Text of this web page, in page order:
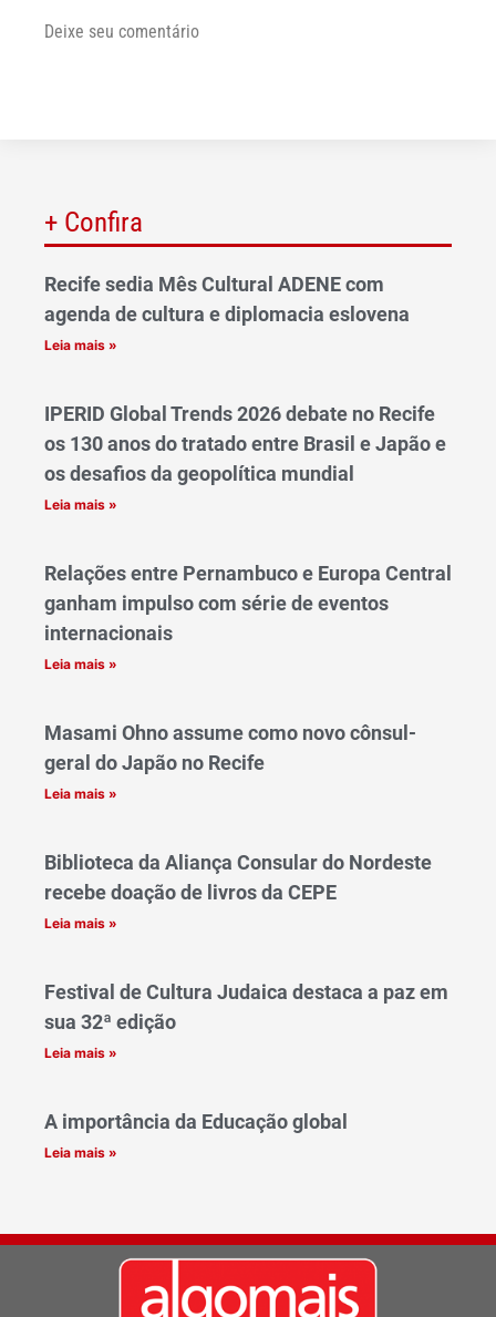
Deixe seu comentário
+ Confira
Recife sedia Mês Cultural ADENE com
agenda de cultura e diplomacia eslovena
Leia mais »
IPERID Global Trends 2026 debate no Recife
os 130 anos do tratado entre Brasil e Japão e
os desafios da geopolítica mundial
Leia mais »
Relações entre Pernambuco e Europa Central
ganham impulso com série de eventos
internacionais
Leia mais »
Masami Ohno assume como novo cônsul-
geral do Japão no Recife
Leia mais »
Biblioteca da Aliança Consular do Nordeste
recebe doação de livros da CEPE
Leia mais »
Festival de Cultura Judaica destaca a paz em
sua 32ª edição
Leia mais »
A importância da Educação global
Leia mais »